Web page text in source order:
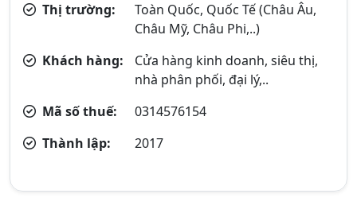
Thị trường:
Toàn Quốc, Quốc Tế (Châu Âu,
Châu Mỹ, Châu Phi,..)
Khách hàng:
Cửa hàng kinh doanh, siêu thị,
nhà phân phối, đại lý,..
Mã số thuế:
0314576154
Thành lập:
2017